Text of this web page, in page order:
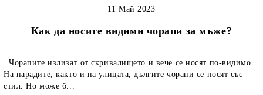
Как да носите видими чорапи за мъже?
11 Май 2023
Чорапите излизат от скривалището и вече се носят по-видимо.
На парадите, както и на улицата, дългите чорапи се носят със
стил. Но може б...